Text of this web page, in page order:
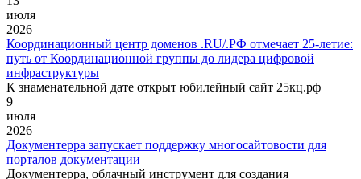
июля
2026
Координационный центр доменов .RU/.РФ отмечает 25-летие:
путь от Координационной группы до лидера цифровой
инфраструктуры
К знаменательной дате открыт юбилейный сайт 25кц.рф
9
июля
2026
Документерра запускает поддержку многосайтовости для
порталов документации
Документерра, облачный инструмент для создания